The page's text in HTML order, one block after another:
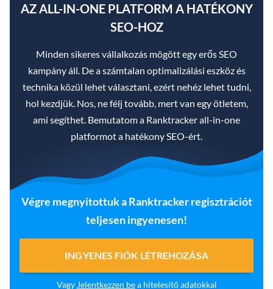
AZ ALL-IN-ONE PLATFORM A HATÉKONY
SEO-HOZ
Minden sikeres vállalkozás mögött egy erős SEO
kampány áll. De a számtalan optimalizálási eszköz és
technika közül lehet választani, ezért nehéz lehet tudni,
hol kezdjük. Nos, ne félj tovább, mert van egy ötletem,
ami segíthet. Bemutatom a Ranktracker all-in-one
platformot a hatékony SEO-ért.
Végre megnyitottuk a Ranktracker regisztrációt
teljesen ingyenesen!
INGYENES FIÓK LÉTREHOZÁSA
Vagy Jelentkezzen bea hitelesítő adatokkal